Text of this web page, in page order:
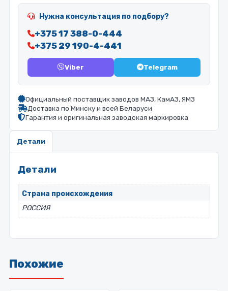
Нужна консультация по подбору?
+375 17 388-0-444
+375 29 190-4-441
Viber Telegram
Официальный поставщик заводов МАЗ, КамАЗ, ЯМЗ
Доставка по Минску и всей Беларуси
Гарантия и оригинальная заводская маркировка
Детали
Детали
Страна происхождения
РОССИЯ
Похожие